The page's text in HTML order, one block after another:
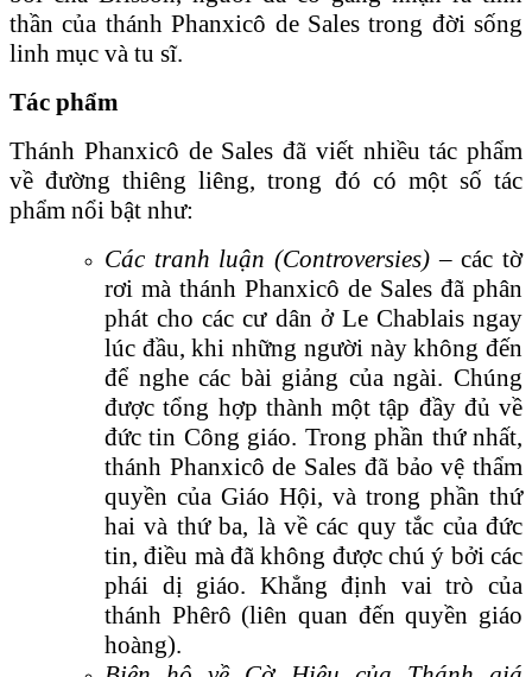
thần của thánh Phanxicô de Sales trong đời sống
linh mục và tu sĩ.
Tác phẩm
Thánh Phanxicô de Sales đã viết nhiều tác phẩm
về đường thiêng liêng, trong đó có một số tác
phẩm nổi bật như:
Các tranh luận (Controversies) – các tờ
rơi mà thánh Phanxicô de Sales đã phân
phát cho các cư dân ở Le Chablais ngay
lúc đầu, khi những người này không đến
để nghe các bài giảng của ngài. Chúng
được tổng hợp thành một tập đầy đủ về
đức tin Công giáo. Trong phần thứ nhất,
thánh Phanxicô de Sales đã bảo vệ thẩm
quyền của Giáo Hội, và trong phần thứ
hai và thứ ba, là về các quy tắc của đức
tin, điều mà đã không được chú ý bởi các
phái dị giáo. Khẳng định vai trò của
thánh Phêrô (liên quan đến quyền giáo
hoàng).